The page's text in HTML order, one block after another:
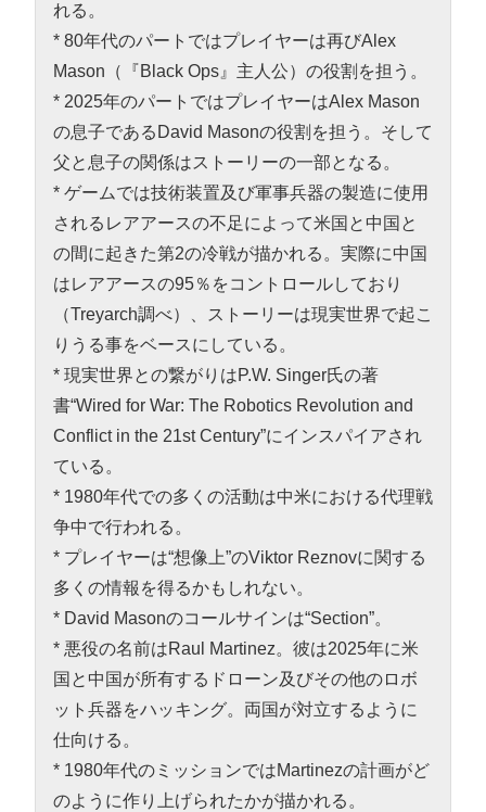
れる。
* 80年代のパートではプレイヤーは再びAlex
Mason（『Black Ops』主人公）の役割を担う。
* 2025年のパートではプレイヤーはAlex Mason
の息子であるDavid Masonの役割を担う。そして
父と息子の関係はストーリーの一部となる。
* ゲームでは技術装置及び軍事兵器の製造に使用
されるレアアースの不足によって米国と中国と
の間に起きた第2の冷戦が描かれる。実際に中国
はレアアースの95％をコントロールしており
（Treyarch調べ）、ストーリーは現実世界で起こ
りうる事をベースにしている。
* 現実世界との繋がりはP.W. Singer氏の著
書“Wired for War: The Robotics Revolution and
Conflict in the 21st Century”にインスパイアされ
ている。
* 1980年代での多くの活動は中米における代理戦
争中で行われる。
* プレイヤーは“想像上”のViktor Reznovに関する
多くの情報を得るかもしれない。
* David Masonのコールサインは“Section”。
* 悪役の名前はRaul Martinez。彼は2025年に米
国と中国が所有するドローン及びその他のロボ
ット兵器をハッキング。両国が対立するように
仕向ける。
* 1980年代のミッションではMartinezの計画がど
のように作り上げられたかが描かれる。